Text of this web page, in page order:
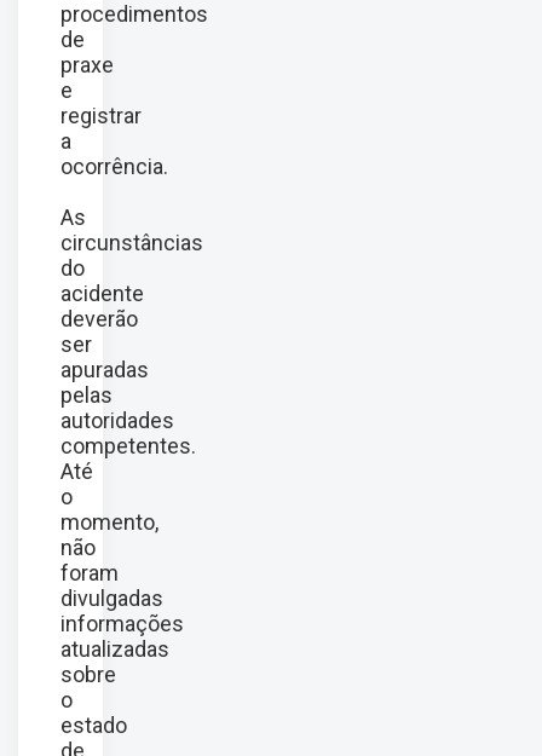
procedimentos
de
praxe
e
registrar
a
ocorrência.
As
circunstâncias
do
acidente
deverão
ser
apuradas
pelas
autoridades
competentes.
Até
o
momento,
não
foram
divulgadas
informações
atualizadas
sobre
o
estado
de